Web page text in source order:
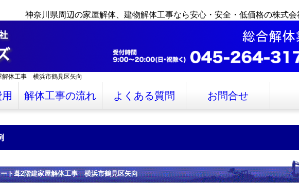
神奈川県周辺の家屋解体、建物解体工事なら安心・安全・低価格の株式
体工事 横浜市鶴見区矢向
解体工事の流れ よくある質問 お問合せ
ト葺2階建家屋解体工事 横浜市鶴見区矢向